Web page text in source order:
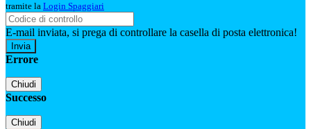
tramite la Login Spaggiari
E-mail inviata, si prega di controllare la casella di posta elettronica!
Errore
Chiudi
Successo
Chiudi